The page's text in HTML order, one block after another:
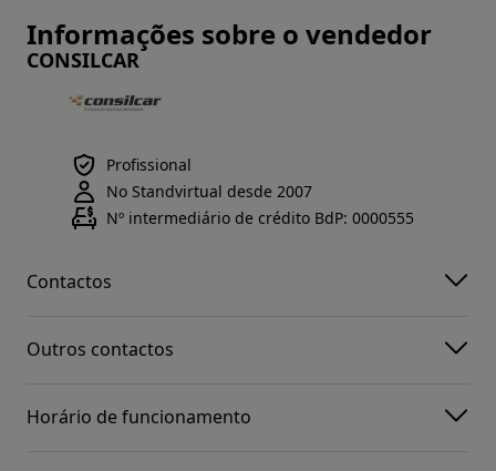
Informações sobre o vendedor
CONSILCAR
Profissional
No Standvirtual desde 2007
Nº intermediário de crédito BdP: 0000555
Contactos
Outros contactos
Horário de funcionamento